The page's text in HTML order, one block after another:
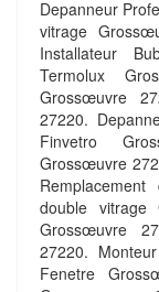
Depanneur
vitrage
Installateur
Termolux
Grossœuvre
27220.
Finvetro
Grossœuvre
double vitrage
Grossœuvre
27220.
Fenetre